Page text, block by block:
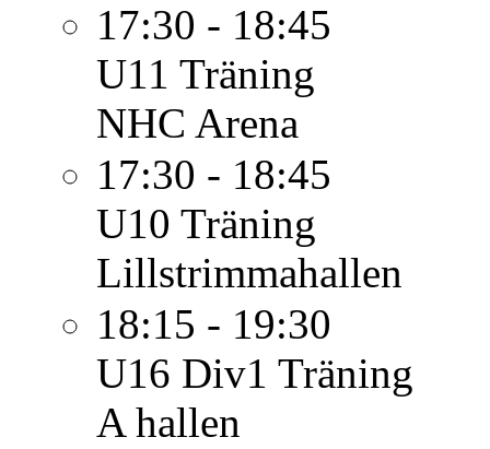
17:30 - 18:45
U11 Träning
NHC Arena
17:30 - 18:45
U10 Träning
Lillstrimmahallen
18:15 - 19:30
U16 Div1 Träning
A hallen